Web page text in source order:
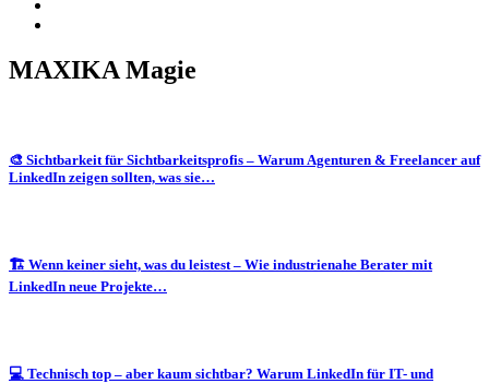
MAXIKA Magie
🎨 Sichtbarkeit für Sichtbarkeitsprofis – Warum Agenturen & Freelancer auf
LinkedIn zeigen sollten, was sie…
🏗️ Wenn keiner sieht, was du leistest – Wie industrienahe Berater mit
LinkedIn neue Projekte…
💻 Technisch top – aber kaum sichtbar? Warum LinkedIn für IT- und